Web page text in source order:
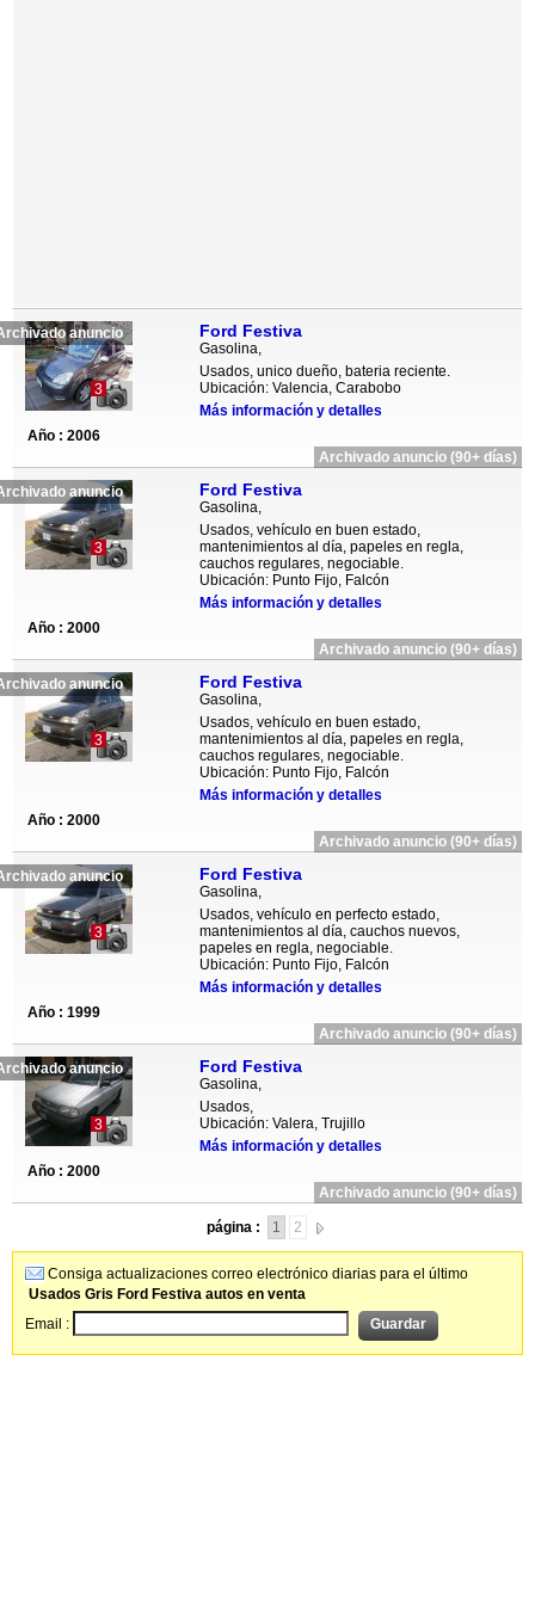
anuncio
3
Ford Festiva
Gasolina,
Usados, unico dueño, bateria reciente.
Ubicación: Valencia, Carabobo
Más información y detalles
Año : 2006
Archivado anuncio (90+ días)
anuncio
3
Ford Festiva
Gasolina,
Usados, vehículo en buen estado,
mantenimientos al día, papeles en regla,
cauchos regulares, negociable.
Ubicación: Punto Fijo, Falcón
Más información y detalles
Año : 2000
Archivado anuncio (90+ días)
anuncio
3
Ford Festiva
Gasolina,
Usados, vehículo en buen estado,
mantenimientos al día, papeles en regla,
cauchos regulares, negociable.
Ubicación: Punto Fijo, Falcón
Más información y detalles
Año : 2000
Archivado anuncio (90+ días)
anuncio
3
Ford Festiva
Gasolina,
Usados, vehículo en perfecto estado,
mantenimientos al día, cauchos nuevos,
papeles en regla, negociable.
Ubicación: Punto Fijo, Falcón
Más información y detalles
Año : 1999
Archivado anuncio (90+ días)
anuncio
3
Ford Festiva
Gasolina,
Usados,
Ubicación: Valera, Trujillo
Más información y detalles
Año : 2000
Archivado anuncio (90+ días)
página : 1 2
Consiga actualizaciones correo electrónico diarias para el último
Usados Gris Ford Festiva autos en venta
Email :